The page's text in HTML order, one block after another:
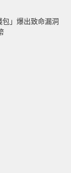
包」爆出致命漏洞